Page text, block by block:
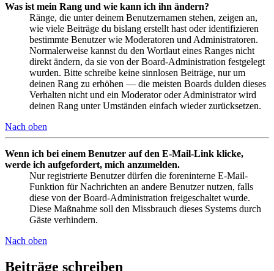
Was ist mein Rang und wie kann ich ihn ändern?
Ränge, die unter deinem Benutzernamen stehen, zeigen an,
wie viele Beiträge du bislang erstellt hast oder identifizieren
bestimmte Benutzer wie Moderatoren und Administratoren.
Normalerweise kannst du den Wortlaut eines Ranges nicht
direkt ändern, da sie von der Board-Administration festgelegt
wurden. Bitte schreibe keine sinnlosen Beiträge, nur um
deinen Rang zu erhöhen — die meisten Boards dulden dieses
Verhalten nicht und ein Moderator oder Administrator wird
deinen Rang unter Umständen einfach wieder zurücksetzen.
Nach oben
Wenn ich bei einem Benutzer auf den E-Mail-Link klicke,
werde ich aufgefordert, mich anzumelden.
Nur registrierte Benutzer dürfen die foreninterne E-Mail-
Funktion für Nachrichten an andere Benutzer nutzen, falls
diese von der Board-Administration freigeschaltet wurde.
Diese Maßnahme soll den Missbrauch dieses Systems durch
Gäste verhindern.
Nach oben
Beiträge schreiben